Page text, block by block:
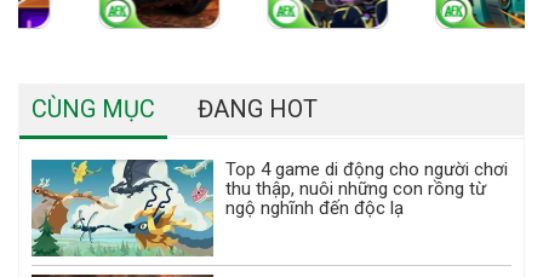
CÙNG MỤC ĐANG HOT
Top 4 game di động cho người chơi
thu thập, nuôi những con rồng từ
ngộ nghĩnh đến độc lạ